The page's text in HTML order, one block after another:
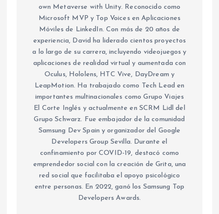
own Metaverse with Unity. Reconocido como
Microsoft MVP y Top Voices en Aplicaciones
Móviles de LinkedIn. Con más de 20 años de
experiencia, David ha liderado cientos proyectos
a lo largo de su carrera, incluyendo videojuegos y
aplicaciones de realidad virtual y aumentada con
Oculus, Hololens, HTC Vive, DayDream y
LeapMotion. Ha trabajado como Tech Lead en
importantes multinacionales como Grupo Viajes
El Corte Inglés y actualmente en SCRM Lidl del
Grupo Schwarz. Fue embajador de la comunidad
Samsung Dev Spain y organizador del Google
Developers Group Sevilla. Durante el
confinamiento por COVID-19, destacó como
emprendedor social con la creación de Grita, una
red social que facilitaba el apoyo psicológico
entre personas. En 2022, ganó los Samsung Top
Developers Awards.